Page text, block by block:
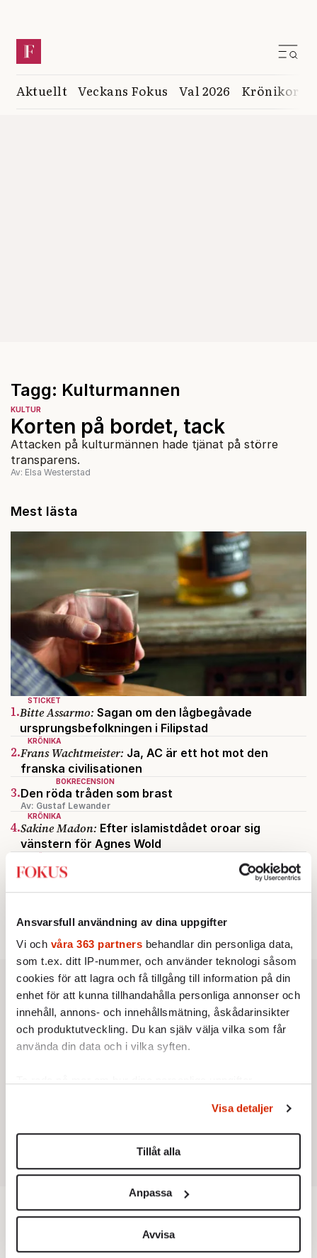
Ansvarsfull användning av dina uppgifter
Vi och våra 363 partners behandlar din personliga data,
som t.ex. ditt IP-nummer, och använder teknologi såsom
cookies för att lagra och få tillgång till information på din
enhet för att kunna tillhandahålla personliga annonser och
innehåll, annons- och innehållsmätning, åskådarinsikter
och produktutveckling. Du kan själv välja vilka som får
använda din data och i vilka syften.
Du kan ändra eller dra tillbaka ditt samtycke när som
helst från cookie-förklaringen.
Vi använder enhetsidentifierare för att anpassa innehållet
för sociala medier och analysera vår trafik. Vi
vidarebefordrar även sådana identifierare och annan
information från din enhet till de sociala medier och
annons- och analysföretag som vi samarbetar med.
Visa detaljer
Tillåt alla
Anpassa
Avvisa
Aktuellt Veckans Fokus Val 2026 Krönikor
Tagg: Kulturmannen
KULTUR
Korten på bordet, tack
Attacken på kulturmännen hade tjänat på större
transparens.
Av: Elsa Westerstad
Mest lästa
STICKET
1.Bitte Assarmo: Sagan om den lågbegåvade
ursprungsbefolkningen i Filipstad
KRÖNIKA
2.Frans Wachtmeister: Ja, AC är ett hot mot den
franska civilisationen
BOKRECENSION
3.Den röda tråden som brast
Av: Gustaf Lewander
KRÖNIKA
4.Sakine Madon: Efter islamistdådet oroar sig
vänstern för Agnes Wold
5.Nina Lekander:
På ”Kommunisthögskolan” drömde